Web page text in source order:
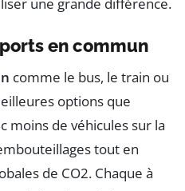
une grande différence.
en commun
comme le bus, le train ou
options que
moins de véhicules sur la
tout en
de CO2. Chaque à